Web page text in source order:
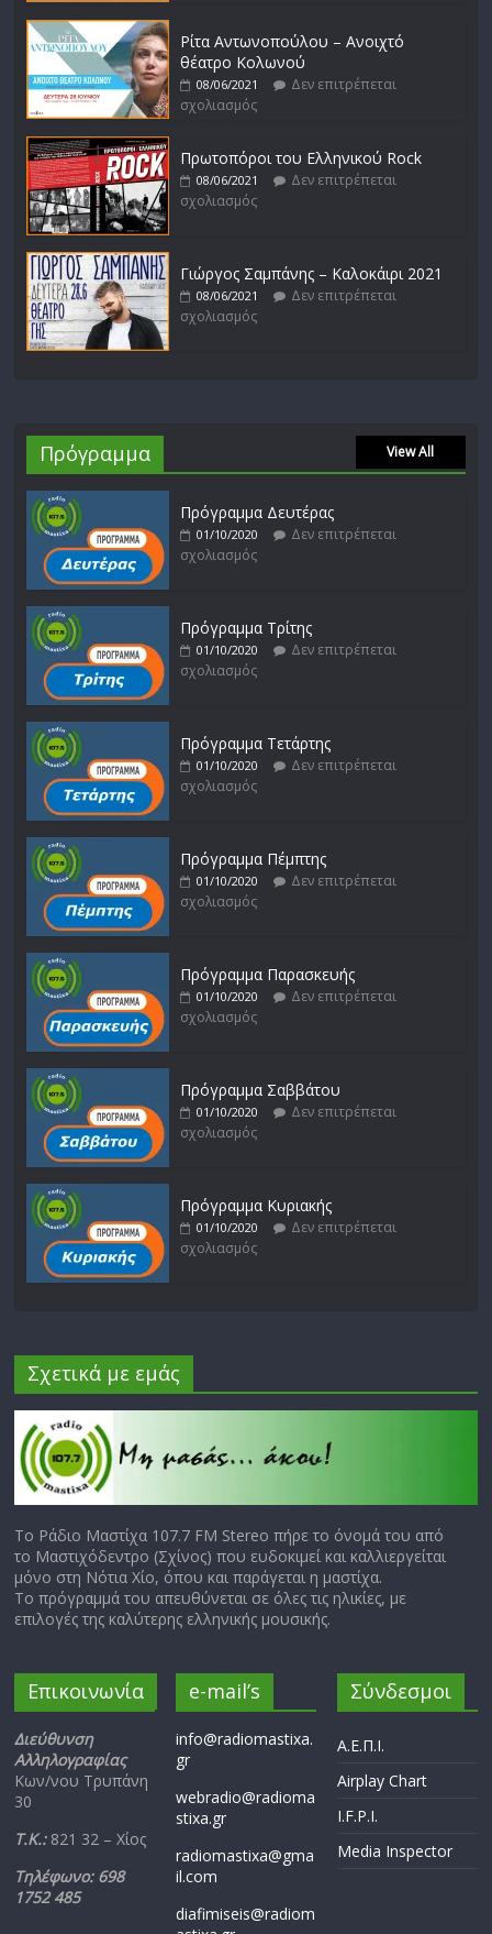
Ρίτα Αντωνοπούλου – Ανοιχτό
θέατρο Κολωνού
08/06/2021
Δεν επιτρέπεται
σχολιασμός
Πρωτοπόροι του Ελληνικού Rock
08/06/2021
Δεν επιτρέπεται
σχολιασμός
Γιώργος Σαμπάνης – Καλοκάιρι 2021
08/06/2021
Δεν επιτρέπεται
σχολιασμός
Πρόγραμμα View All
Πρόγραμμα Δευτέρας
01/10/2020
Δεν επιτρέπεται
σχολιασμός
Πρόγραμμα Τρίτης
01/10/2020
Δεν επιτρέπεται
σχολιασμός
Πρόγραμμα Τετάρτης
01/10/2020
Δεν επιτρέπεται
σχολιασμός
Πρόγραμμα Πέμπτης
01/10/2020
Δεν επιτρέπεται
σχολιασμός
Πρόγραμμα Παρασκευής
01/10/2020
Δεν επιτρέπεται
σχολιασμός
Πρόγραμμα Σαββάτου
01/10/2020
Δεν επιτρέπεται
σχολιασμός
Πρόγραμμα Κυριακής
01/10/2020
Δεν επιτρέπεται
σχολιασμός
Σχετικά με εμάς
Το Ράδιο Μαστίχα 107.7 FM Stereo πήρε το όνομά του από
το Μαστιχόδεντρο (Σχίνος) που ευδοκιμεί και καλλιεργείται
μόνο στη Νότια Χίο, όπου και παράγεται η μαστίχα.
Το πρόγραμμά του απευθύνεται σε όλες τις ηλικίες, με
επιλογές της καλύτερης ελληνικής μουσικής.
Επικοινωνία
Διεύθυνση
Αλληλογραφίας
Κων/νου Τρυπάνη
30
Τ.Κ.: 821 32 – Χίος
Τηλέφωνο: 698
1752 485
e-mail’s
info@radiomastixa.
gr
webradio@radioma
stixa.gr
radiomastixa@gma
il.com
diafimiseis@radiom
Σύνδεσμοι
Α.Ε.Π.Ι.
Airplay Chart
I.F.P.I.
Media Inspector